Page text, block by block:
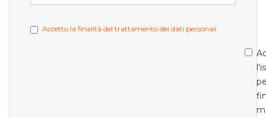
Accetto la finalità del trattamento dei dati personali